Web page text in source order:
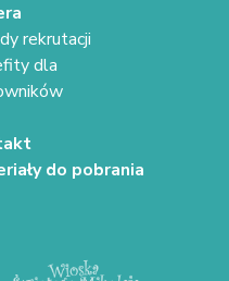
rekrutacji
dla
do pobrania